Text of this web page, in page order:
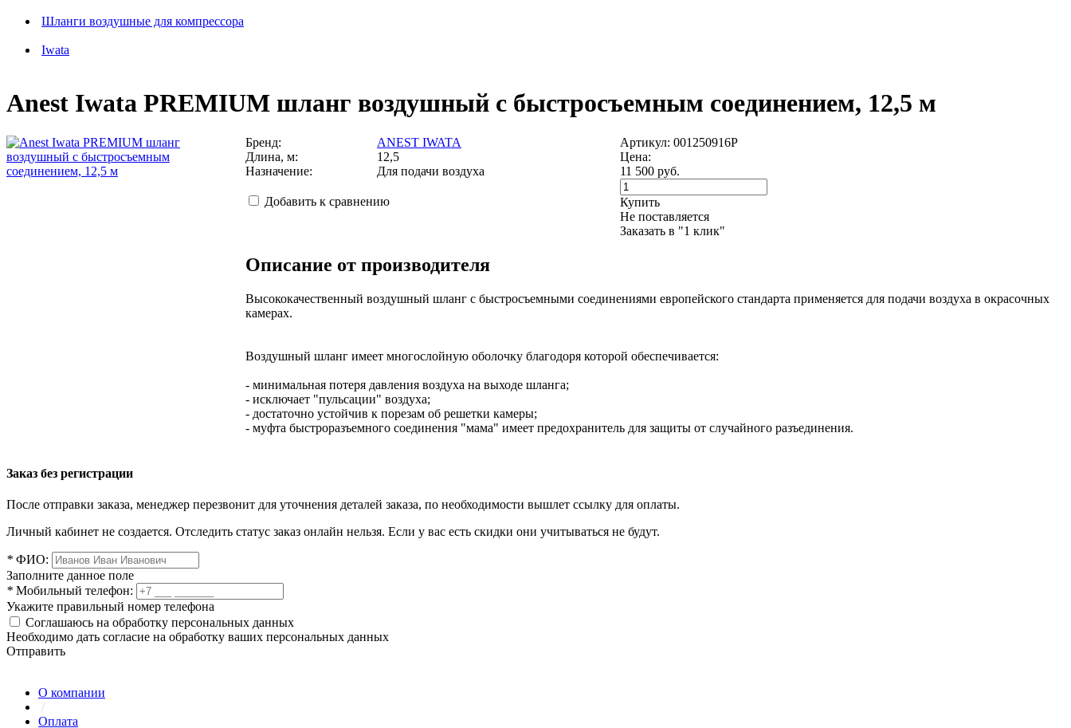
Шланги воздушные для компрессора
Iwata
Anest Iwata PREMIUM шланг воздушный с быстросъемным соединением, 12,5 м
Бренд:
ANEST IWATA
Длина, м:
12,5
Назначение:
Для подачи воздуха
Добавить к сравнению
Артикул: 001250916P
Цена:
11 500 руб.
Купить
Не поставляется
Заказать в "1 клик"
Описание от производителя
Высококачественный воздушный шланг с быстросъемными соединениями европейского стандарта применяется для подачи воздуха в окрасочных
камерах.
Воздушный шланг имеет многослойную оболочку благодоря которой обеспечивается:
- минимальная потеря давления воздуха на выходе шланга;
- исключает "пульсации" воздуха;
- достаточно устойчив к порезам об решетки камеры;
- муфта быстроразъемного соединения "мама" имеет предохранитель для защиты от случайного разъединения.
Заказ без регистрации
После отправки заказа, менеджер перезвонит для уточнения деталей заказа, по необходимости вышлет ссылку для оплаты.
Личный кабинет не создается. Отследить статус заказ онлайн нельзя. Если у вас есть скидки они учитываться не будут.
* ФИО:
Заполните данное поле
* Мобильный телефон:
Укажите правильный номер телефона
Соглашаюсь на обработку персональных данных
Необходимо дать согласие на обработку ваших персональных данных
Отправить
О компании
/
Оплата